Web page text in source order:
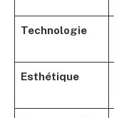
Technologie
Esthétique